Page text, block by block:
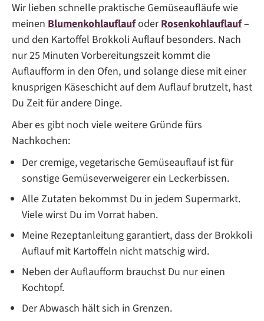
Wir lieben schnelle praktische Gemüseaufläufe wie
meinen BlumenkohlauflaufoderRosenkohlauflauf–
und den Kartoffel Brokkoli Auflauf besonders. Nach
nur 25 Minuten Vorbereitungszeit kommt die
Auflaufform in den Ofen, und solange diese mit einer
knusprigen Käseschicht auf dem Auflauf brutzelt, hast
Du Zeit für andere Dinge.
Aber es gibt noch viele weitere Gründe fürs
Nachkochen:
Der cremige, vegetarische Gemüseauflauf ist für
sonstige Gemüseverweigerer ein Leckerbissen.
Alle Zutaten bekommst Du in jedem Supermarkt.
Viele wirst Du im Vorrat haben.
Meine Rezeptanleitung garantiert, dass der Brokkoli
Auflauf mit Kartoffeln nicht matschig wird.
Neben der Auflaufform brauchst Du nur einen
Kochtopf.
Der Abwasch hält sich in Grenzen.